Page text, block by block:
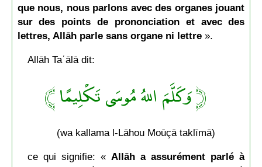
que nous, nous parlons avec des organes jouant
sur des points de prononciation et avec des
lettres, Allāh parle sans organe ni lettre».
Allāh Taʿālā dit:
﴿ وَكَلَّمَ اللهُ مُوسَى تَكْلِيمًا ﴾
(wa kallama l-Lāhou Moūçā taklīmā)
ce qui signifie: «Allāh a assurément parlé à